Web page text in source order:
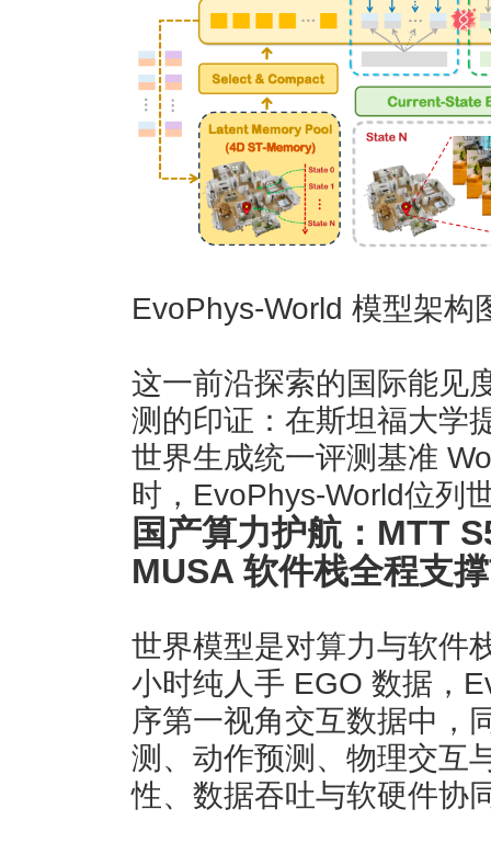
EvoPhys-World 模型架构
这一前沿探索的国际能见
测的印证：在斯坦福大学
世界生成统一评测基准
时，EvoPhys-World位列
国产算力护航：MTT
MUSA 软件栈全程支
世界模型是对算力与软件
小时纯人手 EGO 数据，
序第一视角交互数据中，
测、动作预测、物理交互
性、数据吞吐与软硬件协